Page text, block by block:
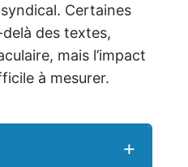
Certaines
delà des textes,
mais l’impact
à mesurer.